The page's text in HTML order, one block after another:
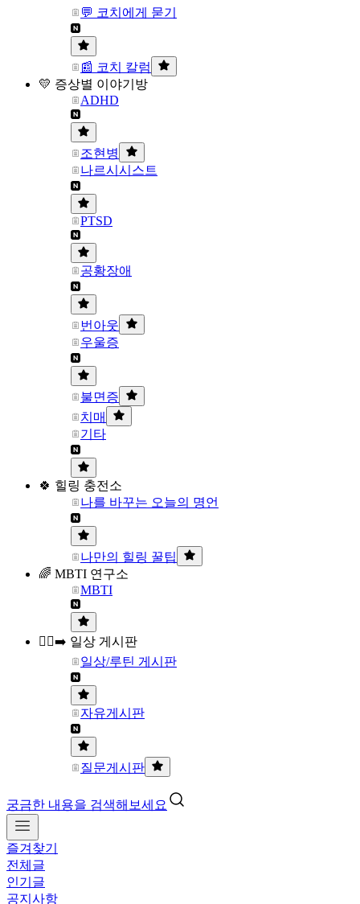
💬 코치에게 묻기
📰 코치 칼럼
💛 증상별 이야기방
ADHD
조현병
나르시시스트
PTSD
공황장애
번아웃
우울증
불면증
치매
기타
🍀 힐링 충전소
나를 바꾸는 오늘의 명언
나만의 힐링 꿀팁
🌈 MBTI 연구소
MBTI
🏃‍♀️‍➡️ 일상 게시판
일상/루틴 게시판
자유게시판
질문게시판
궁금한 내용을 검색해보세요
즐겨찾기
전체글
인기글
공지사항